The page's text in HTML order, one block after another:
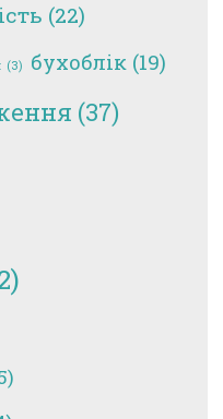
(22)
(3) бухоблік (19)
(37)